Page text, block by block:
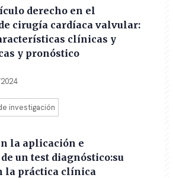
derecho en el
cirugía cardíaca valvular:
clínicas y
y pronóstico
investigación
la aplicación e
un test diagnóstico:su
la práctica clínica